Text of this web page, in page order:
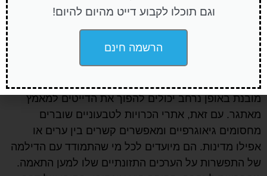
אנשים המעוניינים למצוא שותפים התואמים את הערכים
האתיים, הבריאותיים והסביבתיים שלהם.
יתר על כן, אתרי הכרויות אלה הם מקלט עבור אלה
שחווים קושי למצוא אנשים בעלי דעות דומות בחיי היומיום
שלהם. מגורים באזורים שבהם טבעונות אינה מאומצת או
מובנת באופן נרחב יכולים להפוך את הדייטים למאמץ
מאתגר. עם זאת, אתרי הכרויות לטבעוניים שוברים
מחסומים גיאוגרפיים ומאפשרים קשרים בין ערים או
אפילו מדינות. הם מיועדים לכל מי שהתמודד עם הדילמה
של התפשרות על הערכים התזונתיים שלו למען התאמה.
וגם תוכלו לקבוע דייט מהיום להיום!
הרשמה חינם